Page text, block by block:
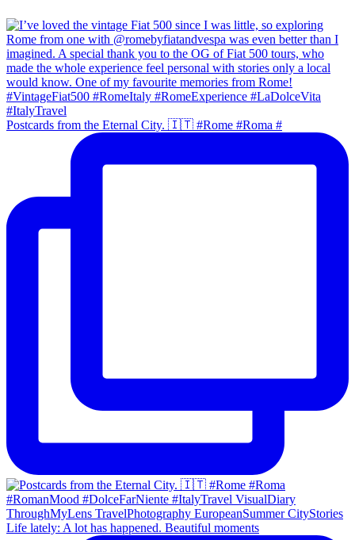
Postcards from the Eternal City. 🇮🇹 #Rome #Roma #
Life lately: A lot has happened. Beautiful moments